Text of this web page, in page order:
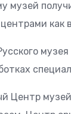
музей
как
Центр